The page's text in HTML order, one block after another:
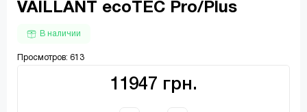
VAILLANT ecoTEC Pro/Plus
В наличии
Просмотров: 613
11947 грн.